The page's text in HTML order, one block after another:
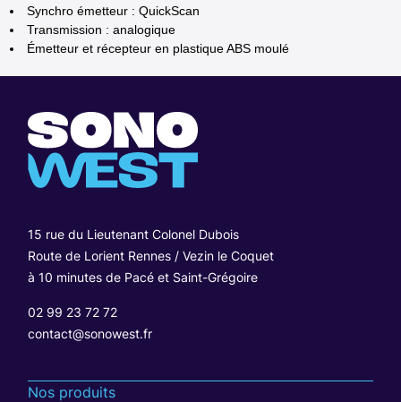
Synchro émetteur : QuickScan
Transmission : analogique
Émetteur et récepteur en plastique ABS moulé
15 rue du Lieutenant Colonel Dubois
Route de Lorient Rennes / Vezin le Coquet
à 10 minutes de Pacé et Saint-Grégoire
02 99 23 72 72
contact@sonowest.fr
Nos produits